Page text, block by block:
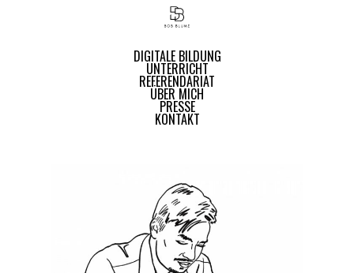
DIGITALE BILDUNG
UNTERRICHT
REFERENDARIAT
ÜBER MICH
PRESSE
KONTAKT